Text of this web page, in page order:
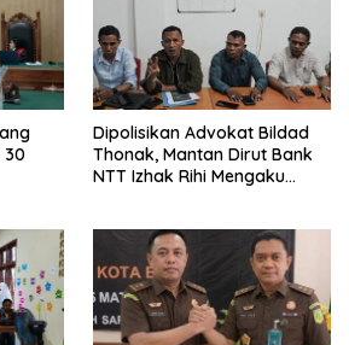
30
Dipolisikan Advokat Bildad
Thonak, Mantan Dirut Bank
NTT Izhak Rihi Mengaku